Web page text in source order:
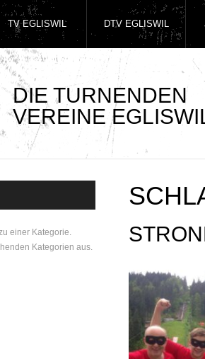
DIE TURNENDEN
VEREINE
TV EGLISWIL DTV EGLISWIL
einer Kategorie.
Kategorien aus.